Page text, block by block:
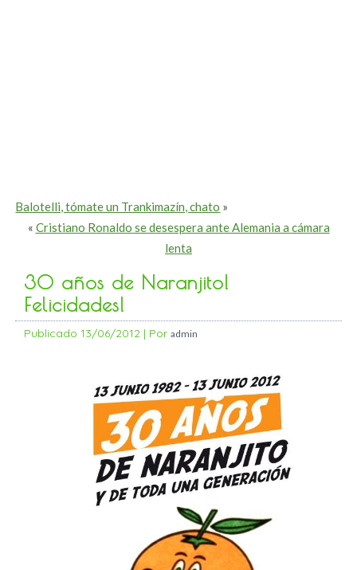
Balotelli, tómate un Trankimazín, chato »
« Cristiano Ronaldo se desespera ante Alemania a cámara
lenta
30 años de Naranjito!
Felicidades!
Publicado 13/06/2012 | Por admin